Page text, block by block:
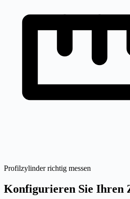
Profilzylinder richtig messen
Konfigurieren Sie Ihren